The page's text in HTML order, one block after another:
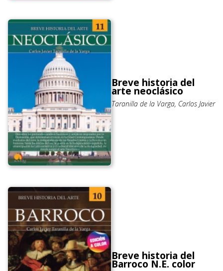
Breve historia del
arte neoclásico
Taranilla de la Varga, Carlos Javier
Breve historia del
Barroco N.E. color